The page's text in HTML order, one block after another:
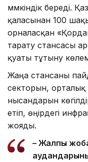
мүмкіндік береді.
қаласынан 100
орналасқан
тарату стансасы
қуаты тұтыну
Жаңа стансаны
секторын, орталық
нысандарын
етіп, өңірдегі
жояды.
– Жалпы